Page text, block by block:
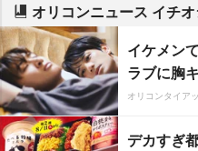
オリコンニュース イチ
イケメン
ラブに胸
オリコンタイア
デカすぎ